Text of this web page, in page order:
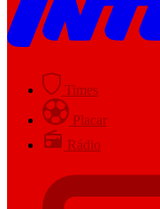
Times
Placar
Rádio